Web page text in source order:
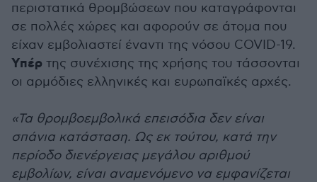
περιστατικά θρομβώσεων που καταγράφονται
σε πολλές χώρες και αφορούν σε άτομα που
είχαν εμβολιαστεί έναντι της νόσου COVID-19.
Υπέρ της συνέχισης της χρήσης του τάσσονται
οι αρμόδιες ελληνικές και ευρωπαϊκές αρχές.
«Τα θρομβοεμβολικά επεισόδια δεν είναι
σπάνια κατάσταση. Ως εκ τούτου, κατά την
περίοδο διενέργειας μεγάλου αριθμού
εμβολίων, είναι αναμενόμενο να εμφανίζεται